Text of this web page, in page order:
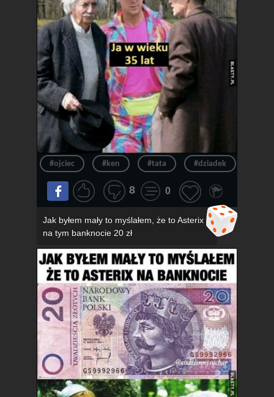
#ojciec #ken #tata #dziadek
8 0
Jak byłem mały to myślałem, że to Asterix
na tym banknocie 20 zł